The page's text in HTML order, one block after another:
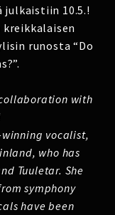
10.5.!
runosta “Do
with
vocalist,
who has
Tuuletar. She
symphony
have been